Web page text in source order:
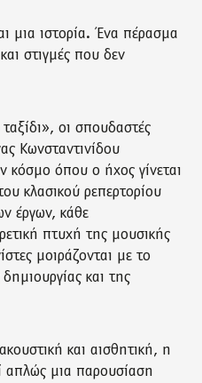
μια ιστορία. Ένα πέρασμα
στιγμές που δεν
οι σπουδαστές
Κωνσταντινίδου
κόσμο όπου ο ήχος γίνεται
κλασικού ρεπερτορίου
έργων, κάθε
πτυχή της μουσικής
μοιράζονται με το
και της
και αισθητική, η
απλώς μια παρουσίαση